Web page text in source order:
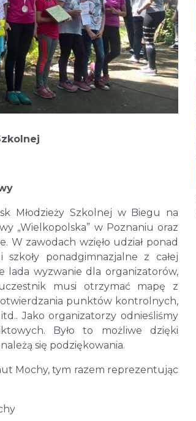
Młodzieży Szkolnej w Biegu na
„Wielkopolska” w Poznaniu oraz
W zawodach wzięło udział ponad
ponadgimnazjalne z całej
lada wyzwanie dla organizatorów,
musi otrzymać mapę z
punktów kontrolnych,
Jako organizatorzy odnieśliśmy
Było to możliwe dzięki
się podziękowania.
Mochy, tym razem reprezentując